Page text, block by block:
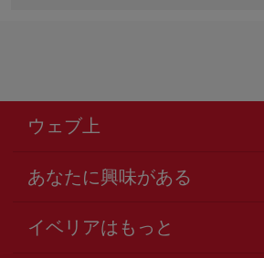
ウェブ上
あなたに興味がある
アクセシビリティの宣言
イベリアはもっと